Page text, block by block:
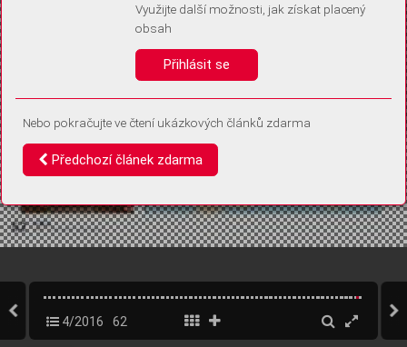
Vaše souhlasy a odmítnutí si ukládáme do vašeho zařízení, abychom se
vás už příště znovu neptali. Můžete je kdykoli později upravit ve Správě
4/2016 62
Využijte další možnosti, jak získat placený
obsah
Přihlásit se
Nebo pokračujte ve čtení ukázkových článků zdarma
Předchozí článek zdarma